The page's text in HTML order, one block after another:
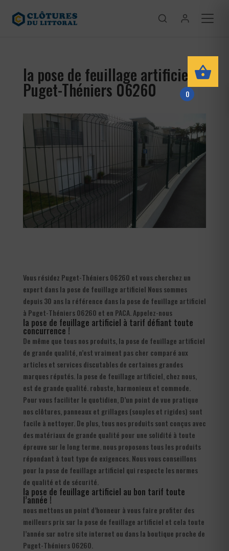
la pose de feuillage artificiel
Puget-Théniers 06260
Vous résidez Puget-Théniers 06260 et vous cherchez un
expert dans la pose de feuillage artificiel Nous sommes
depuis 30 ans la référence dans la pose de feuillage artificiel
à Puget-Théniers 06260 et en PACA. Appelez-nous
la pose de feuillage artificiel à tarif défiant toute
concurrence !
De même que tous nos produits, la pose de feuillage artificiel
de grande qualité, n’est vraiment pas cher comparé aux
articles et services discutables de certaines grandes
marques réputés. la pose de feuillage artificiel, chez nous,
est de grande qualité. robuste, harmonieux et commode.
Pour vous faciliter le quotidien, D’un point de vue pratique
nos clôtures, panneaux et grillages (souples et rigides) sont
facile à nettoyer. De plus, tous nos produits sont conçus avec
des matériaux de grande qualité pour une solidité à toute
épreuve sur le long terme. nous proposons tous les produits
répondant à tout type de exigences. Nous vous conseillons
pour la pose de feuillage artificiel qui respecte les normes
de qualité et de sécurité.
la pose de feuillage artificiel au bon tarif toute
l’année !
nous mettons un point d’honneur à vous faire profiter des
meilleurs prix sur la pose de feuillage artificiel et cela toute
l’année sur notre site internet ou dans la boutique proche de
Puget-Théniers 06260.
0